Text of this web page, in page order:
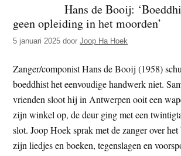
z
e
i
t
e
n
d
z
e
s
i
t
e
Hans de Booij:
geen opleiding in het moorden’
5 januari 2025 doorJoop Ha Hoek
Zanger/componist Hans de Booij (1958)
boeddhist het eenvoudige handwerk niet.
vrienden sloot hij in Antwerpen ooit een
zijn winkel op, de deur ging met een
slot. Joop Hoek sprak met de zanger over het
zijn liedjes en boeken, tegenslagen en